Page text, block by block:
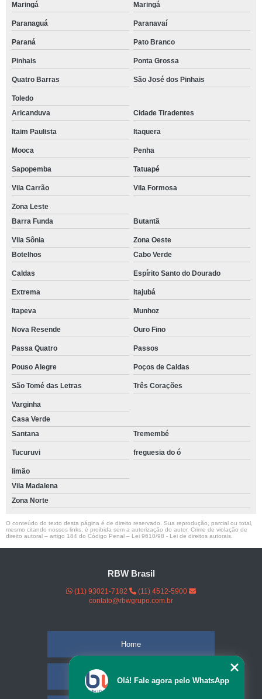
Maringá Maringá
Paranaguá Paranavaí
Paraná Pato Branco
Pinhais Ponta Grossa
Quatro Barras São José dos Pinhais
Toledo
Aricanduva
Cidade Tiradentes
Itaim Paulista Itaquera
Mooca Penha
Sapopemba Tatuapé
Vila Carrão Vila Formosa
Zona Leste
Barra Funda
Butantã
Vila Sônia
Zona Oeste
Botelhos
Cabo Verde
Caldas Espírito Santo do Dourado
Extrema Itajubá
Itapeva Munhoz
Nova Resende Ouro Fino
Passa Quatro Passos
Pouso Alegre Poços de Caldas
São Tomé das Letras Três Corações
Varginha
Casa Verde
Santana
Tremembé
Tucuruvi freguesia do ó
limão
Vila Madalena
Zona Norte
O conteúdo do texto desta página é de direito reservado. Sua reprodução, parcial ou total,
mesmo citando nossos links, é proibida sem a autorização do autor. Crime de violação de
direito autoral – artigo 184 do Código Penal – Lei 9610/98 - Lei de direitos autorais
RBW Brasil
(11) 93021-7182
(11) 4512-5900
contato@rbwgrupo.com.br
Home
Empresa
Olá! Fale agora pelo WhatsApp